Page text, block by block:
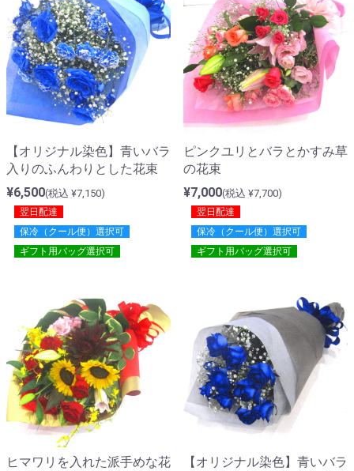
【オリジナル染色】青いバラ
入りのふんわりとした花束
¥6,500(税込 ¥7,150)
翌日配達
保冷（クール便）選択可
ギフト用バッグ選択可
ピンクユリとバラとかすみ草
の花束
¥7,000(税込 ¥7,700)
翌日配達
保冷（クール便）選択可
ギフト用バッグ選択可
ヒマワリを入れた派手めな花
【オリジナル染色】青いバラ